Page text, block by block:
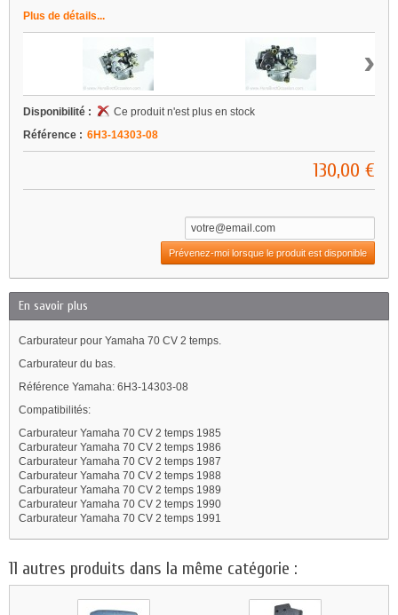
Plus de détails...
›
Disponibilité :
Ce produit n'est plus en stock
Référence : 6H3-14303-08
130,00 €
Prévenez-moi lorsque le produit est disponible
En savoir plus
Carburateur pour Yamaha 70 CV 2 temps.
Carburateur du bas.
Référence Yamaha: 6H3-14303-08
Compatibilités:
Carburateur Yamaha 70 CV 2 temps 1985
Carburateur Yamaha 70 CV 2 temps 1986
Carburateur Yamaha 70 CV 2 temps 1987
Carburateur Yamaha 70 CV 2 temps 1988
Carburateur Yamaha 70 CV 2 temps 1989
Carburateur Yamaha 70 CV 2 temps 1990
Carburateur Yamaha 70 CV 2 temps 1991
11 autres produits dans la même catégorie :